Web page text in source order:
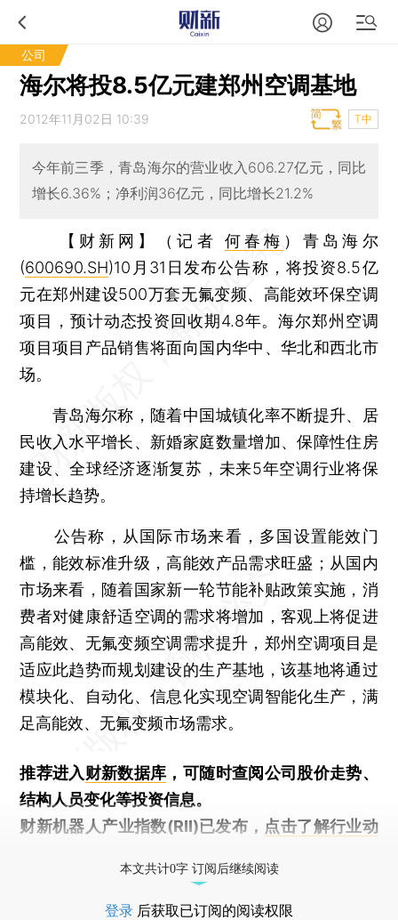
公司
海尔将投8.5亿元建郑州空调基地
2012年11月02日 10:39 T中
今年前三季，青岛海尔的营业收入606.27亿元，同比
增长6.36%；净利润36亿元，同比增长21.2%
【财新网】（记者 何春梅 ）青岛海尔
(600690.SH)10月31日发布公告称，将投资8.5亿
元在郑州建设500万套无氟变频、高能效环保空调
项目，预计动态投资回收期4.8年。海尔郑州空调
项目项目产品销售将面向国内华中、华北和西北市
场。
青岛海尔称，随着中国城镇化率不断提升、居
民收入水平增长、新婚家庭数量增加、保障性住房
建设、全球经济逐渐复苏，未来5年空调行业将保
持增长趋势。
公告称，从国际市场来看，多国设置能效门
槛，能效标准升级，高能效产品需求旺盛；从国内
市场来看，随着国家新一轮节能补贴政策实施，消
费者对健康舒适空调的需求将增加，客观上将促进
高能效、无氟变频空调需求提升，郑州空调项目是
适应此趋势而规划建设的生产基地，该基地将通过
模块化、自动化、信息化实现空调智能化生产，满
足高能效、无氟变频市场需求。
推荐进入财新数据库 ，可随时查阅公司股价走势、
结构人员变化等投资信息。
财新机器人产业指数(RII)已发布， 点击了解行业动
本文共计0字 订阅后继续阅读
登录 后获取已订阅的阅读权限